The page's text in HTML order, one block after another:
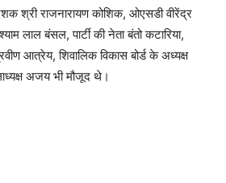
श्री राजनारायण कोशिक, ओएसडी वीरेंद्र
लाल बंसल, पार्टी की नेता बंतो कटारिया,
आत्रेय, शिवालिक विकास बोर्ड के अध्यक्ष
अजय भी मौजूद थे।